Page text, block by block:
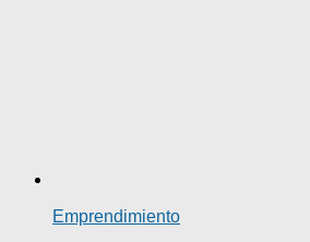
Emprendimiento